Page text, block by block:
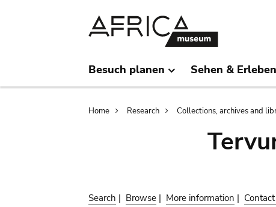
Besuch planen Sehen & Erleben
Breadcrumb
Home Research Collections, archives and
Search | Browse | More information |